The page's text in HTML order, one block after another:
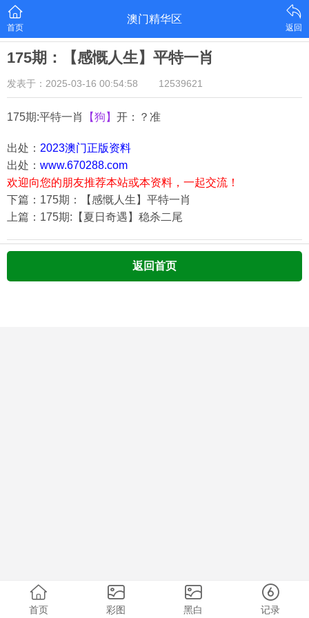
首页
澳门精华区
返回
175期：【感慨人生】平特一肖
发表于：2025-03-16 00:54:58 12539621
175期:平特一肖 【狗】 开：？准
出处： 2023澳门正版资料
出处： www.670288.com
欢迎向您的朋友推荐本站或本资料，一起交流！
下篇：175期：【感慨人生】平特一肖
上篇：175期:【夏日奇遇】稳杀二尾
返回首页
首页 彩图 黑白 记录